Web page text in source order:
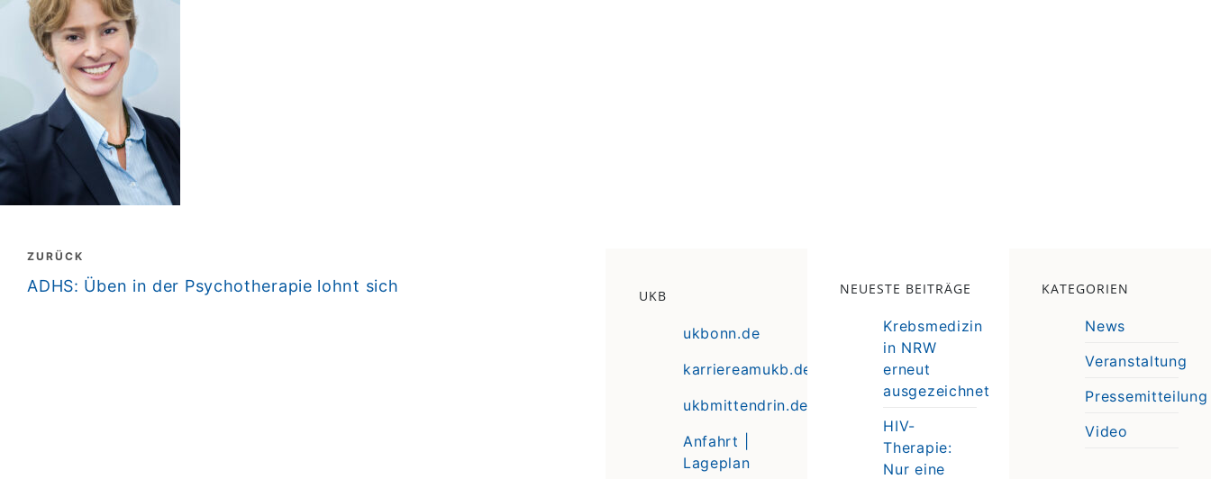
Beitragsnavigation
ZURÜCK
zurück
ADHS: Üben in der Psychotherapie lohnt sich
UKB
ukbonn.de
karriereamukb.de
ukbmittendrin.de
Anfahrt |
Lageplan
NEUESTE BEITRÄGE
Krebsmedizin
in NRW
erneut
ausgezeichnet
HIV-
Therapie:
Nur eine
KATEGORIEN
News
Veranstaltung
Pressemitteilung
Video